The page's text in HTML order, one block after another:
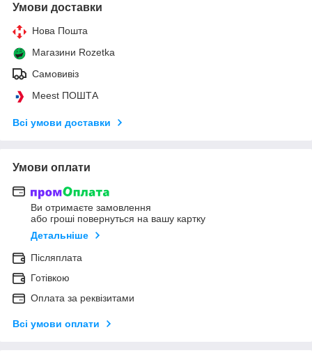
Умови доставки
Нова Пошта
Магазини Rozetka
Самовивіз
Meest ПОШТА
Всі умови доставки
Умови оплати
Ви отримаєте замовлення
або гроші повернуться на вашу картку
Детальніше
Післяплата
Готівкою
Оплата за реквізитами
Всі умови оплати